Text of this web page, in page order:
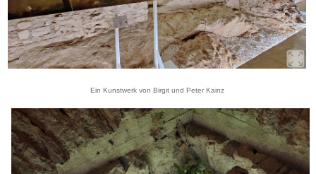
Ein Kunstwerk von Birgit und Peter Kainz